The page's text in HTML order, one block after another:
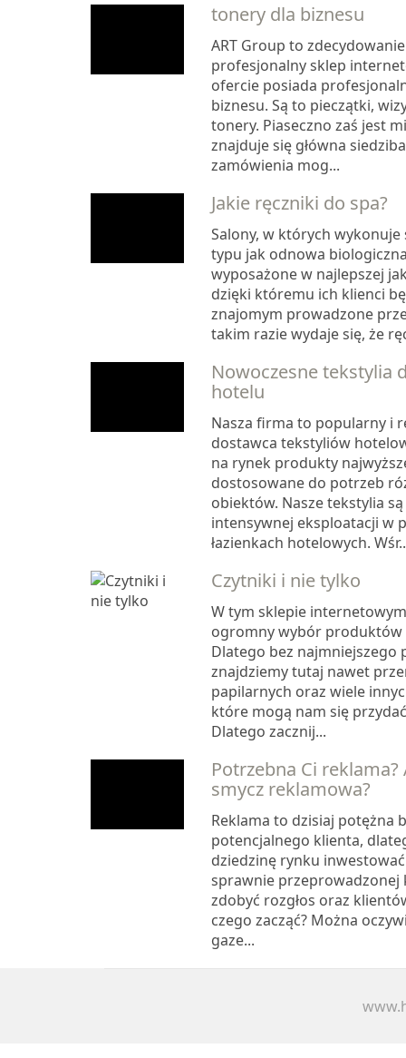
tonery dla biznesu
ART Group to
profesjonalny sklep
ofercie posiada
biznesu. Są to pieczątki,
tonery. Piaseczno zaś jest
znajduje się główna
zamówienia mog...
Jakie ręczniki do spa?
Salony, w których
typu jak odnowa
wyposażone w najlepszej
dzięki któremu ich klienci
znajomym prowadzone
takim razie wydaje się, że
Nowoczesne tekstylia
hotelu
Nasza firma to popularny i
dostawca tekstyliów
na rynek produkty
dostosowane do potrzeb
obiektów. Nasze tekstylia
intensywnej eksploatacji w
łazienkach hotelowych.
Czytniki i nie tylko
W tym sklepie
ogromny wybór produktów
Dlatego bez najmniejszego
znajdziemy tutaj nawet
papilarnych oraz wiele
które mogą nam się
Dlatego zacznij...
Potrzebna Ci reklama?
smycz reklamowa?
Reklama to dzisiaj potężna
potencjalnego klienta,
dziedzinę rynku
sprawnie przeprowadzonej
zdobyć rozgłos oraz
czego zacząć? Można
gaze...